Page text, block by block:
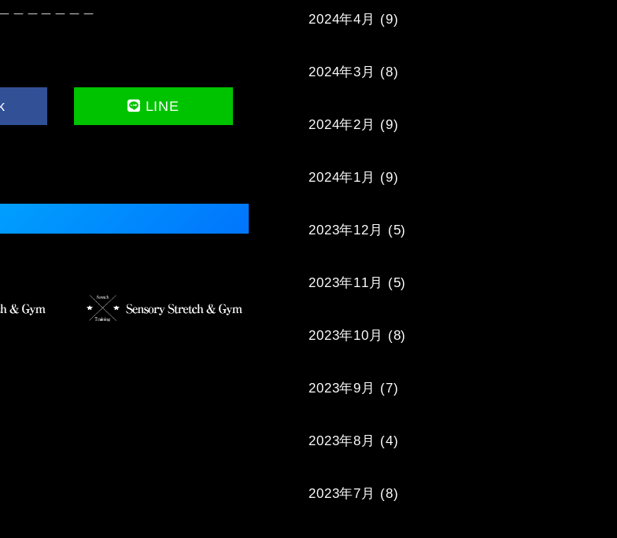
LINE
2024年4月 (9)
2024年3月 (8)
2024年2月 (9)
2024年1月 (9)
2023年12月 (5)
2023年11月 (5)
2023年10月 (8)
2023年9月 (7)
2023年8月 (4)
2023年7月 (8)